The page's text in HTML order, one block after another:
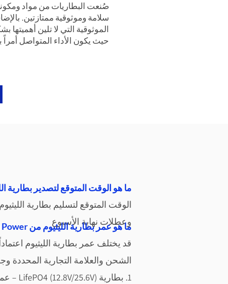
صُنعت البطاريات من مواد
سلامة وموثوقية ممتازتين.
الموثوقية التي لا تلين
حيث يكون الأداء المتواصل أمراً
ما هو الوقت المتوقع لتصدير بطارية
الوقت المتوقع لتسليم بطارية
وعطلات نهاية الأسبوع
في كينيا؟Vantom Power ما هو عمر بطارية الليثيوم من
قد يختلف عمر بطارية الليثيوم ا
الشحن والعلامة التجارية المحددة
1. بطارية LifePO4 (12.8V/25.6V) – عمر يزيد عن 15 عام